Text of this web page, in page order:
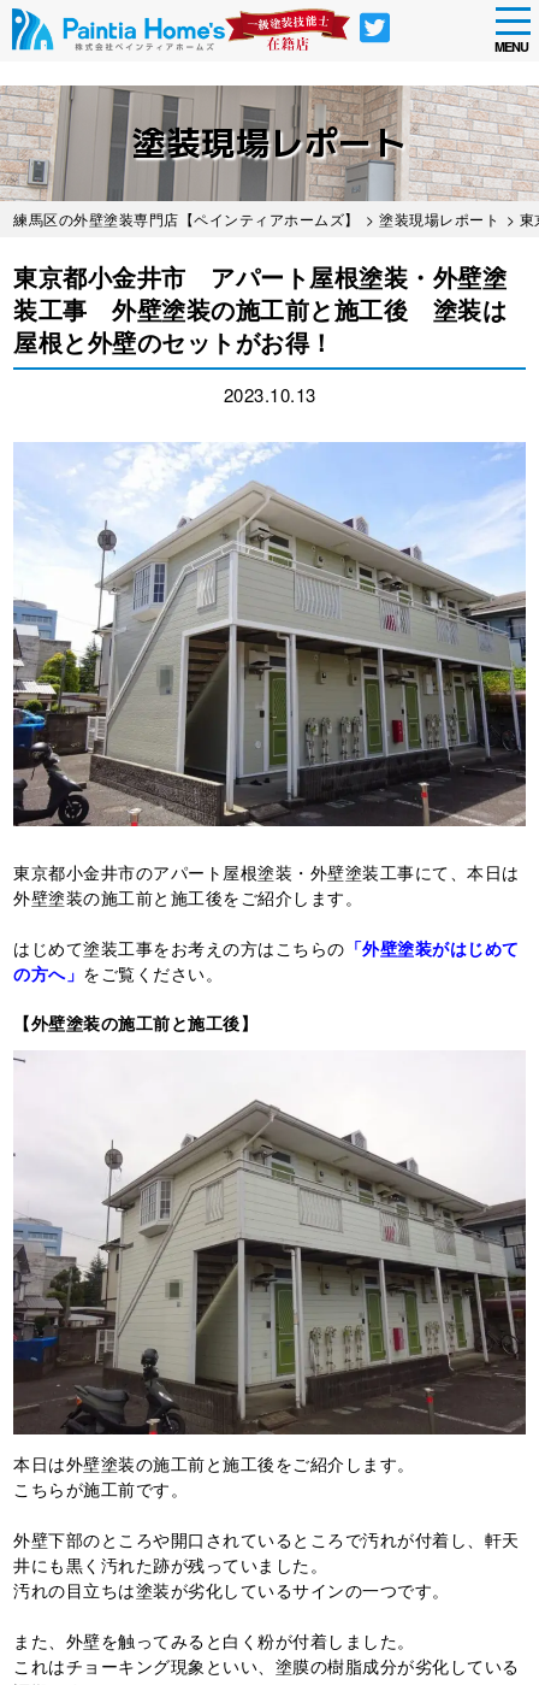
Skip
to
main
content
MENU
塗装現場レポート
練馬区の外壁塗装専門店【ペインティアホームズ】 >塗装現場レポート >
東京都小金井市 アパート屋根塗装・外壁塗
装工事 外壁塗装の施工前と施工後 塗装は
屋根と外壁のセットがお得！
2023.10.13
東京都小金井市のアパート屋根塗装・外壁塗装工事にて、本日は
外壁塗装の施工前と施工後をご紹介します。
はじめて塗装工事をお考えの方はこちらの 「外壁塗装がはじめて
の方へ」 をご覧ください。
【外壁塗装の施工前と施工後】
本日は外壁塗装の施工前と施工後をご紹介します。
こちらが施工前です。
外壁下部のところや開口されているところで汚れが付着し、軒天
井にも黒く汚れた跡が残っていました。
汚れの目立ちは塗装が劣化しているサインの一つです。
また、外壁を触ってみると白く粉が付着しました。
これはチョーキング現象といい、塗膜の樹脂成分が劣化している